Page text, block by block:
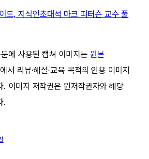
드, 지식인초대석 마크 피터슨 교수 풀
에 사용된 캡쳐 이미지는 원본
에서 리뷰·해설·교육 목적의 인용 이미지
. 이미지 저작권은 원저작권자와 해당
.